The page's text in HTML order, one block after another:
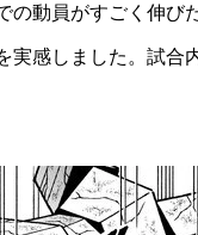
動員がすごく伸び
感しました。試合